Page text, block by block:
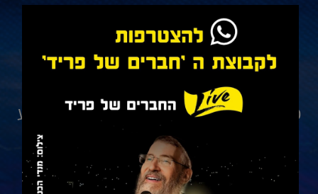
לנוחיותכם, בכניסה לאירוע
יחולקו כריות לישיבה נוחה ביציעים!
מכירה נגישה - למתקשים בניידות:
כדי להבטיח מקום מונגש ומוסדריש לבצע
פנייה מראש
בטלפון 5710*